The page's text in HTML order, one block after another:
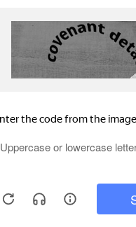
до -50%
промокоду
до -70%
доставкой